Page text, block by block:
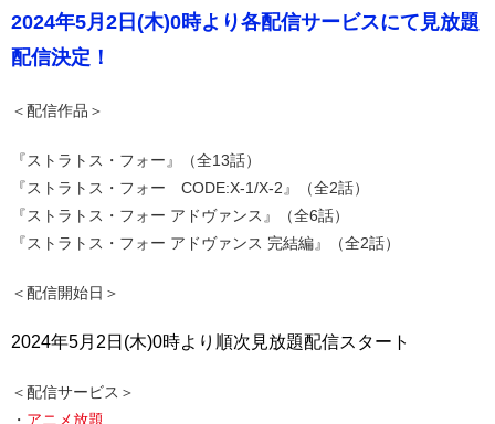
2024年5月2日(木)0時より各配信サービスにて見放題
配信決定 ！
＜配信作品＞
『ストラトス・フォー』（全13話）
『ストラトス・フォー CODE:X-1/X-2』（全2話）
『ストラトス・フォー アドヴァンス』（全6話）
『ストラトス・フォー アドヴァンス 完結編』（全2話）
＜配信開始日＞
2024年5月2日(木)0時より順次見放題配信スタート
＜配信サービス＞
・ アニメ放題